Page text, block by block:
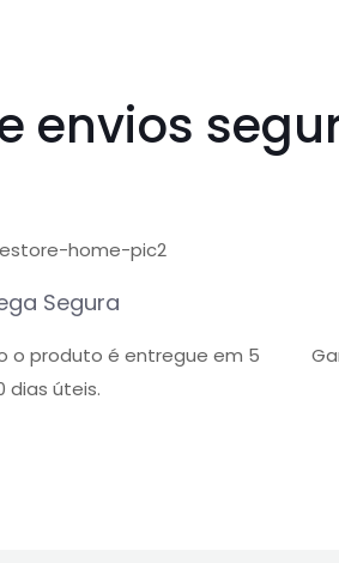
envios
Segura
o produto é entregue em 5
dias úteis.